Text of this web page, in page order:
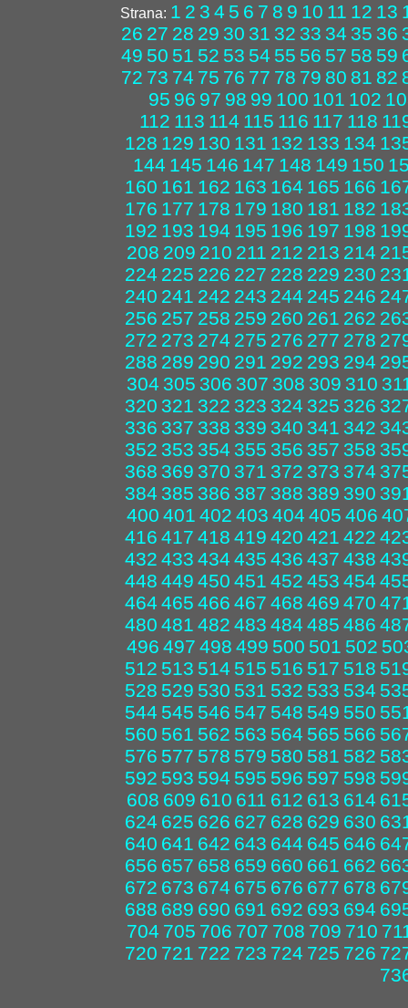
Strana: 1 2 3 4 5 6 7 8 9 10 11 12 13
26 27 28 29 30 31 32 33 34 35 36
49 50 51 52 53 54 55 56 57 58 59
72 73 74 75 76 77 78 79 80 81 82
95 96 97 98 99 100 101 102
112 113 114 115 116 117 118
128 129 130 131 132 133 134
144 145 146 147 148 149 150
160 161 162 163 164 165 166
176 177 178 179 180 181 182
192 193 194 195 196 197 198
208 209 210 211 212 213 214
224 225 226 227 228 229 230
240 241 242 243 244 245 246
256 257 258 259 260 261 262
272 273 274 275 276 277 278
288 289 290 291 292 293 294
304 305 306 307 308 309 310
320 321 322 323 324 325 326
336 337 338 339 340 341 342
352 353 354 355 356 357 358
368 369 370 371 372 373 374
384 385 386 387 388 389 390
400 401 402 403 404 405 406
416 417 418 419 420 421 422
432 433 434 435 436 437 438
448 449 450 451 452 453 454
464 465 466 467 468 469 470
480 481 482 483 484 485 486
496 497 498 499 500 501 502
512 513 514 515 516 517 518
528 529 530 531 532 533 534
544 545 546 547 548 549 550
560 561 562 563 564 565 566
576 577 578 579 580 581 582
592 593 594 595 596 597 598
608 609 610 611 612 613 614
624 625 626 627 628 629 630
640 641 642 643 644 645 646
656 657 658 659 660 661 662
672 673 674 675 676 677 678
688 689 690 691 692 693 694
704 705 706 707 708 709 710
720 721 722 723 724 725 726